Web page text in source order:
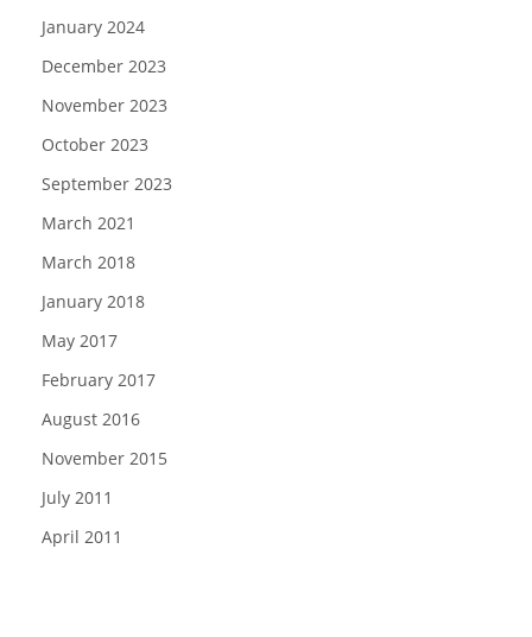
January 2024
December 2023
November 2023
October 2023
September 2023
March 2021
March 2018
January 2018
May 2017
February 2017
August 2016
November 2015
July 2011
April 2011